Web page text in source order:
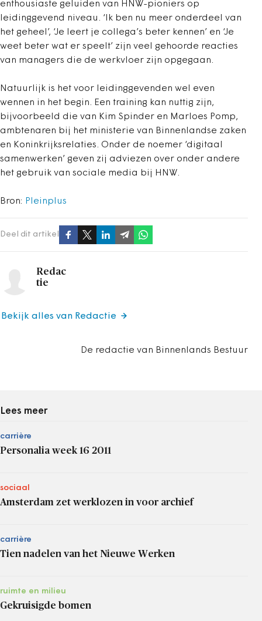
enthousiaste geluiden van HNW-pioniers op
leidinggevend niveau. ‘Ik ben nu meer onderdeel van
het geheel’, ‘Je leert je collega’s beter kennen’ en ‘Je
weet beter wat er speelt’ zijn veel gehoorde reacties
van managers die de werkvloer zijn opgegaan.
Natuurlijk is het voor leidinggevenden wel even
wennen in het begin. Een training kan nuttig zijn,
bijvoorbeeld die van Kim Spinder en Marloes Pomp,
ambtenaren bij het ministerie van Binnenlandse zaken
en Koninkrijksrelaties. Onder de noemer ‘digitaal
samenwerken’ geven zij adviezen over onder andere
het gebruik van sociale media bij HNW.
Bron: Pleinplus
Deel dit artikel
Redac
tie
De redactie van Binnenlands Bestuur
Bekijk alles van Redactie
Lees meer
carrière
Personalia week 16 2011
sociaal
Amsterdam zet werklozen in voor archief
carrière
Tien nadelen van het Nieuwe Werken
ruimte en milieu
Gekruisigde bomen